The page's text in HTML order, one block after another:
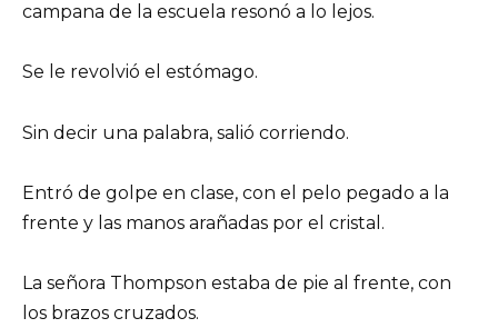
campana de la escuela resonó a lo lejos.
Se le revolvió el estómago.
Sin decir una palabra, salió corriendo.
Entró de golpe en clase, con el pelo pegado a la
frente y las manos arañadas por el cristal.
La señora Thompson estaba de pie al frente, con
los brazos cruzados.